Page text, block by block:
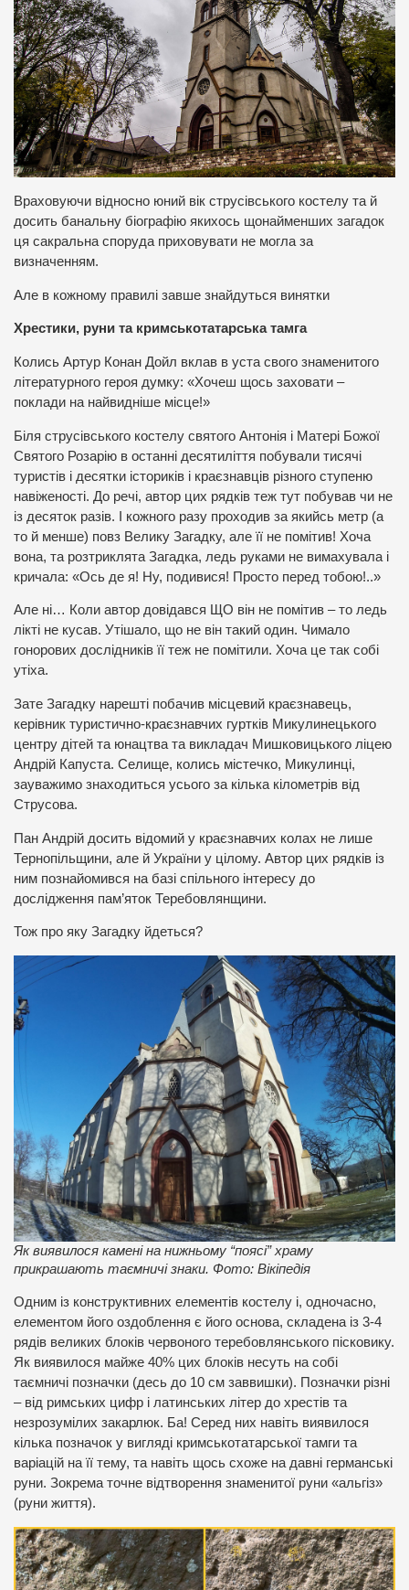
Враховуючи відносно юний вік струсівського костелу та й
досить банальну біографію якихось щонайменших загадок
ця сакральна споруда приховувати не могла за
визначенням.
Але в кожному правилі завше знайдуться винятки
Хрестики, руни та кримськотатарська тамга
Колись Артур Конан Дойл вклав в уста свого знаменитого
літературного героя думку: «Хочеш щось заховати –
поклади на найвидніше місце!»
Біля струсівського костелу святого Антонія і Матері Божої
Святого Розарію в останні десятиліття побували тисячі
туристів і десятки істориків і краєзнавців різного ступеню
навіженості. До речі, автор цих рядків теж тут побував чи не
із десяток разів. І кожного разу проходив за якийсь метр (а
то й менше) повз Велику Загадку, але її не помітив! Хоча
вона, та розтриклята Загадка, ледь руками не вимахувала і
кричала: «Ось де я! Ну, подивися! Просто перед тобою!..»
Але ні… Коли автор довідався ЩО він не помітив – то ледь
лікті не кусав. Утішало, що не він такий один. Чимало
гонорових дослідників її теж не помітили. Хоча це так собі
утіха.
Зате Загадку нарешті побачив місцевий краєзнавець,
керівник туристично-краєзнавчих гуртків Микулинецького
центру дітей та юнацтва та викладач Мишковицького ліцею
Андрій Капуста. Селище, колись містечко, Микулинці,
зауважимо знаходиться усього за кілька кілометрів від
Струсова.
Пан Андрій досить відомий у краєзнавчих колах не лише
Тернопільщини, але й України у цілому. Автор цих рядків із
ним познайомився на базі спільного інтересу до
дослідження пам’яток Теребовлянщини.
Тож про яку Загадку йдеться?
Як виявилося камені на нижньому “поясі” храму
прикрашають таємничі знаки. Фото: Вікіпедія
Одним із конструктивних елементів костелу і, одночасно,
елементом його оздоблення є його основа, складена із 3-4
рядів великих блоків червоного теребовлянського пісковику.
Як виявилося майже 40% цих блоків несуть на собі
таємничі позначки (десь до 10 см заввишки). Позначки різні
– від римських цифр і латинських літер до хрестів та
незрозумілих закарлюк. Ба! Серед них навіть виявилося
кілька позначок у вигляді кримськотатарської тамги та
варіацій на її тему, та навіть щось схоже на давні германські
руни. Зокрема точне відтворення знаменитої руни «альгіз»
(руни життя).